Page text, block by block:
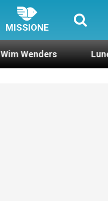
MISSIONE
Lunedì 4